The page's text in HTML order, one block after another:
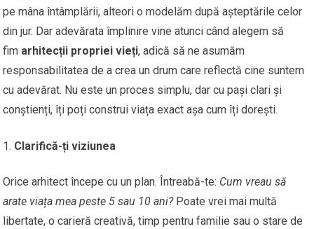
pe mâna întâmplării, alteori o modelăm după așteptările celor
din jur. Dar adevărata împlinire vine atunci când alegem să
fim arhitecții propriei vieți, adică să ne asumăm
responsabilitatea de a crea un drum care reflectă cine suntem
cu adevărat. Nu este un proces simplu, dar cu pași clari și
conștienți, îți poți construi viața exact așa cum îți dorești.
Clarifică-ți viziunea
Orice arhitect începe cu un plan. Întreabă-te: Cum vreau să
arate viața mea peste 5 sau 10 ani?Poate vrei mai multă
libertate, o carieră creativă, timp pentru familie sau o stare de